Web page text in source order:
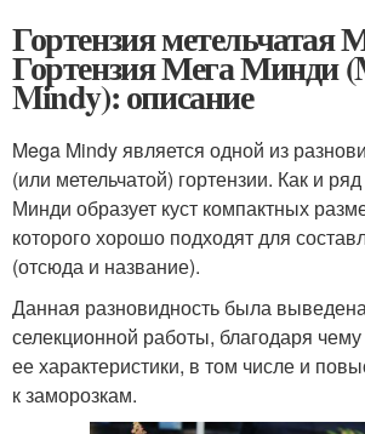
Гортензия метельчатая
Гортензия Мега Минди
Mindy): описание
Mega Mindy является одной из
(или метельчатой) гортензии. Как и
Минди образует куст компактных
которого хорошо подходят для
(отсюда и название).
Данная разновидность была
селекционной работы, благодаря
ее характеристики, в том числе и
к заморозкам.